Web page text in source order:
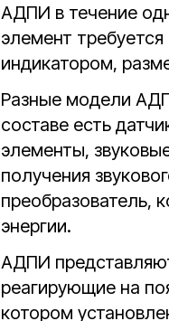
АДПИ в течение
элемент
индикатором,
Разные модели
составе есть
элементы,
получения
преобразователь,
энергии.
АДПИ
реагирующие на
котором